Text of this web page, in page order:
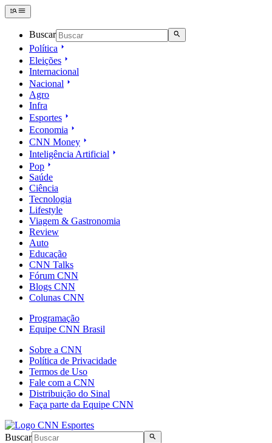
Buscar
Política
Eleições
Internacional
Nacional
Agro
Infra
Esportes
Economia
CNN Money
Inteligência Artificial
Pop
Saúde
Ciência
Tecnologia
Lifestyle
Viagem & Gastronomia
Review
Auto
Educação
CNN Talks
Fórum CNN
Blogs CNN
Colunas CNN
Programação
Equipe CNN Brasil
Sobre a CNN
Política de Privacidade
Termos de Uso
Fale com a CNN
Distribuição do Sinal
Faça parte da Equipe CNN
Buscar